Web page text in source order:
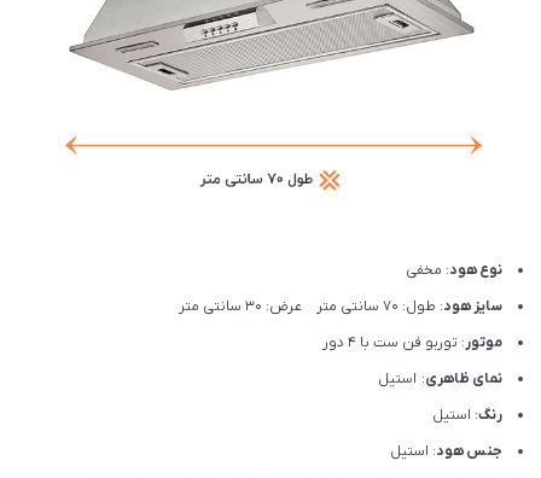
نوع هود: مخفی
سایز هود: طول: 70 سانتی متر عرض: 30 سانتی متر
موتور: توربو فن ست با 4 دور
نمای ظاهری: استیل
رنگ: استیل
جنس هود: استیل